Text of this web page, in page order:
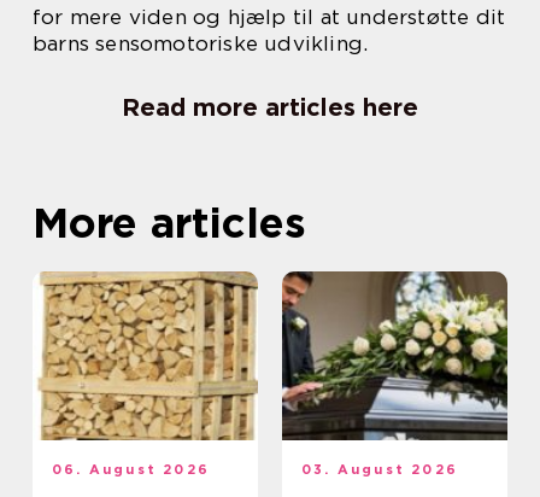
for mere viden og hjælp til at understøtte dit
barns sensomotoriske udvikling.
Read more articles here
More articles
06. August 2026 03. August 2026